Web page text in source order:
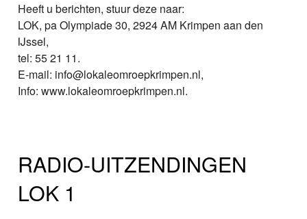
Heeft u berichten, stuur deze naar:
LOK, pa Olympiade 30, 2924 AM Krimpen aan den
IJssel,
tel: 55 21 11.
E-mail: info@lokaleomroepkrimpen.nl,
Info: www.lokaleomroepkrimpen.nl.
RADIO-UITZENDINGEN
LOK 1